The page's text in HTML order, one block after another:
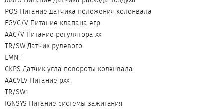
POS Питание датчика положения коленвала
EGVC/V Питание клапана егр
AAC/V Питание регулятора хх
TR/SW Датчик рулевого.
EMNT
CKPS Датчик угла повороты коленвала
AACVLV Питание рхх
TR/SW1
IGNSYS Питание системы зажигания